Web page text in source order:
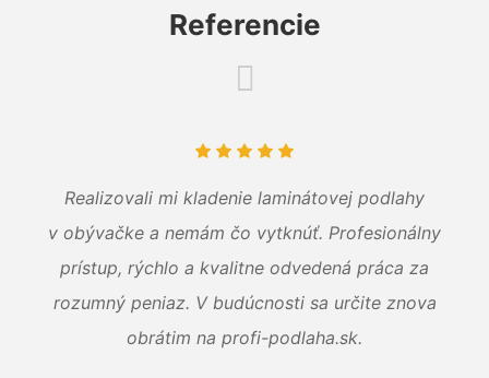
Referencie
Realizovali mi kladenie laminátovej podlahy
v obývačke a nemám čo vytknúť. Profesionálny
prístup, rýchlo a kvalitne odvedená práca za
rozumný peniaz. V budúcnosti sa určite znova
obrátim na profi-podlaha.sk.